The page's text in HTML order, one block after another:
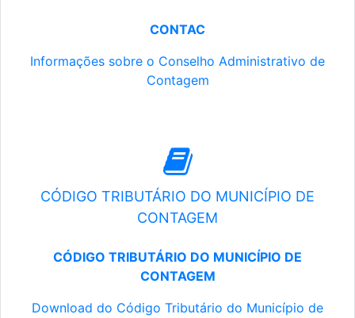
CONTAC
Informações sobre o Conselho Administrativo de
Contagem
CÓDIGO TRIBUTÁRIO DO MUNICÍPIO DE
CONTAGEM
CÓDIGO TRIBUTÁRIO DO MUNICÍPIO DE
CONTAGEM
Download do Código Tributário do Município de